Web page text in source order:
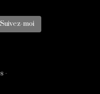
Suivez-moi
-